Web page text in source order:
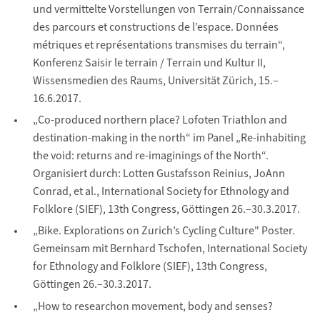
und vermittelte Vorstellungen von Terrain/Connaissance
des parcours et constructions de l’espace. Données
métriques et représentations transmises du terrain“,
Konferenz Saisir le terrain / Terrain und Kultur II,
Wissensmedien des Raums, Universität Zürich, 15.–
16.6.2017.
„Co-produced northern place? Lofoten Triathlon and
destination-making in the north“ im Panel „Re-inhabiting
the void: returns and re-imaginings of the North“.
Organisiert durch: Lotten Gustafsson Reinius, JoAnn
Conrad, et al., International Society for Ethnology and
Folklore (SIEF), 13th Congress, Göttingen 26.–30.3.2017.
„Bike. Explorations on Zurich’s Cycling Culture" Poster.
Gemeinsam mit Bernhard Tschofen, International Society
for Ethnology and Folklore (SIEF), 13th Congress,
Göttingen 26.–30.3.2017.
„How to researchon movement, body and senses?